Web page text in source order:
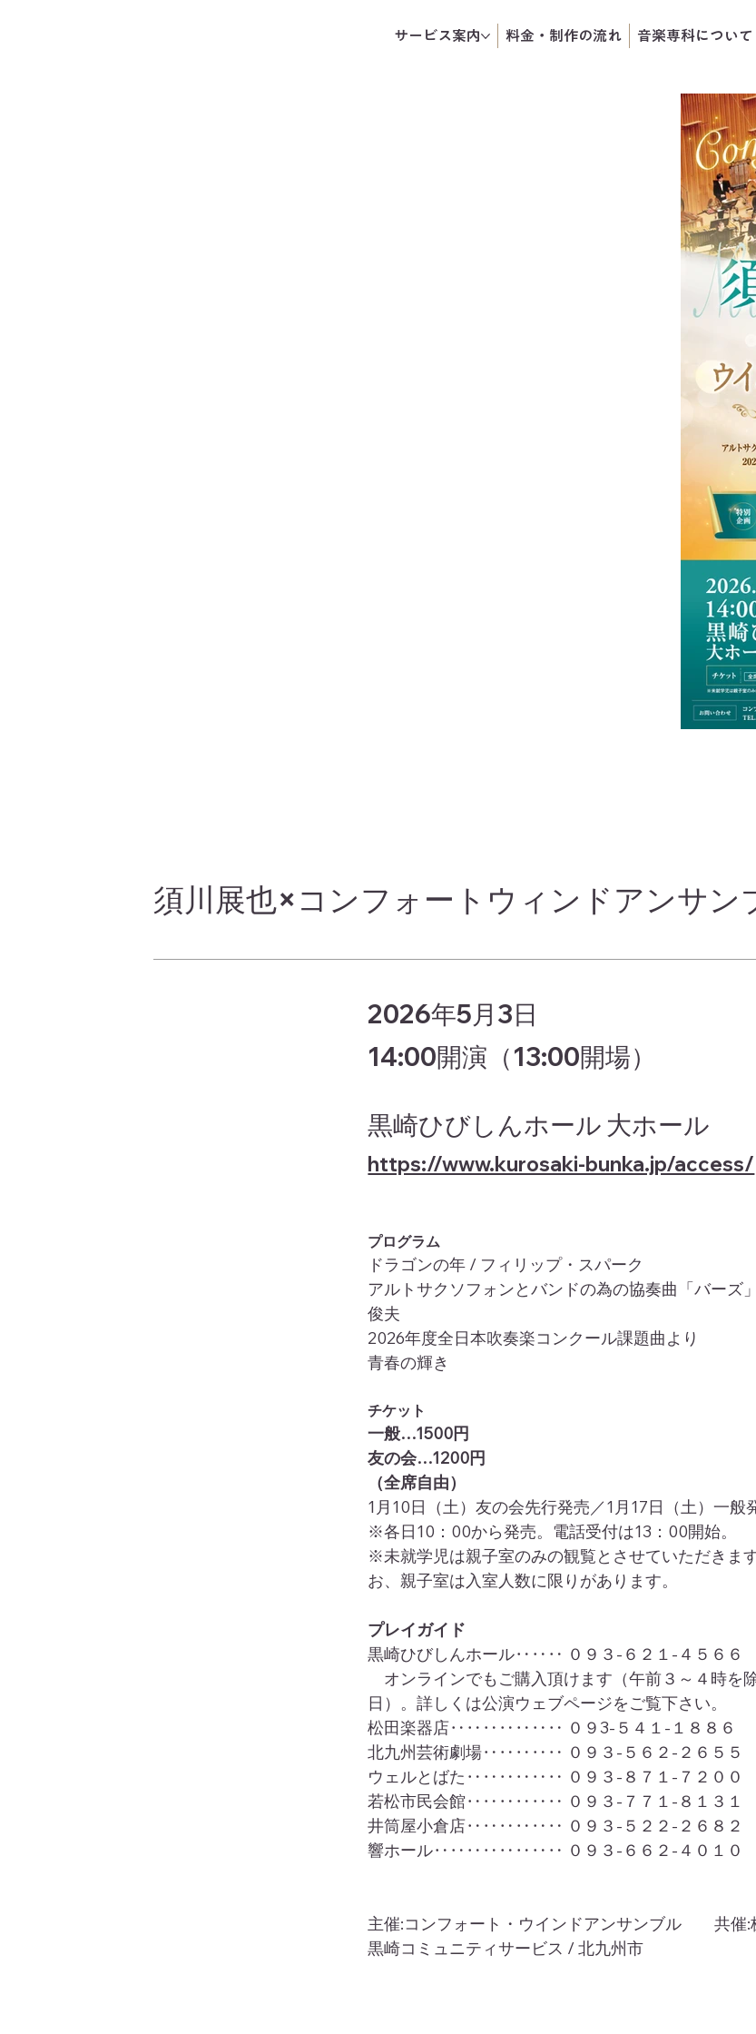
サービス案内 料金・制作の流れ 音楽専科について
須川展也×コンフォートウィンドアンサン
2026年5月3日
14:00開演（13:00開場）
黒崎ひびしんホール 大ホール
https://www.kurosaki-bunka.jp/access/
プログラム
ドラゴンの年 / フィリップ・スパーク
アルトサクソフォンとバンドの為の協奏曲「バーズ
俊夫
2026年度全日本吹奏楽コンクール課題曲より
青春の輝き
チケット
一般…1500円
友の会…1200円
（全席自由）
1月10日（土）友の会先行発売／1月17日（土）一般
※各日10：00から発売。電話受付は13：00開始。
※未就学児は親子室のみの観覧とさせていただきま
お、親子室は入室人数に限りがあります。
プレイガイド
黒崎ひびしんホール‥‥‥ ０９３-６２１-４５６６
オンラインでもご購入頂けます（午前３～４時を
日）。詳しくは公演ウェブページをご覧下さい。
松田楽器店‥‥‥‥‥‥‥ ０９3-５４１-１８８６
北九州芸術劇場‥‥‥‥‥ ０９３-５６２-２６５５
ウェルとばた‥‥‥‥‥‥ ０９３-８７１-７２００
若松市民会館‥‥‥‥‥‥ ０９３-７７１-８１３１
井筒屋小倉店‥‥‥‥‥‥ ０９３-５２２-２６８２
響ホール‥‥‥‥‥‥‥‥ ０９３-６６２-４０１０
主催:コンフォート・ウインドアンサンブル　　共催:
黒崎コミュニティサービス / 北九州市